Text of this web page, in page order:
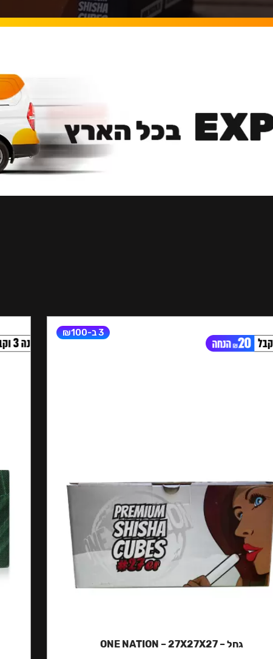
3 ב-₪100
גחל – ONE NATION – 27X27X27